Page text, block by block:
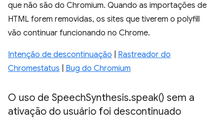
que não são do Chromium. Quando as importações de
HTML forem removidas, os sites que tiverem o polyfill
vão continuar funcionando no Chrome.
Intenção de descontinuação
Rastreador do
Chromestatus
Bug do Chromium
O uso de SpeechSynthesis.speak() sem a
ativação do usuário foi descontinuado